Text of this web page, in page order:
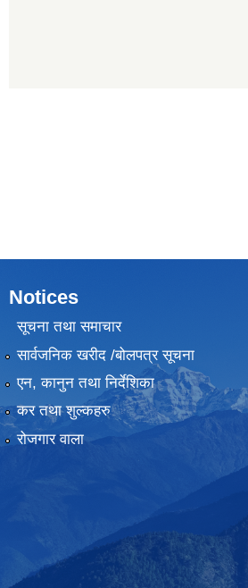
Notices
सूचना तथा समाचार
सार्वजनिक खरीद /बोलपत्र सूचना
एन, कानुन तथा निर्देशिका
कर तथा शुल्कहरु
रोजगार वाला